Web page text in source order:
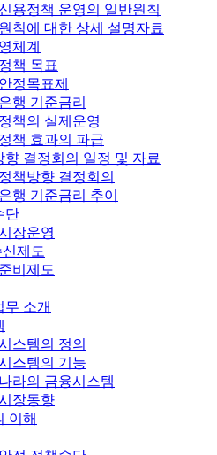
용정책 운영의 일반원칙
칙에 대한 상세 설명자료
체계
책 목표
정목표제
행 기준금리
책의 실제운영
책 효과의 파급
향 결정회의 일정 및 자료
책방향 결정회의
행 기준금리 추이
단
장운영
신제도
비제도
무 소개
스템의 정의
스템의 기능
라의 금융시스템
장동향
이해